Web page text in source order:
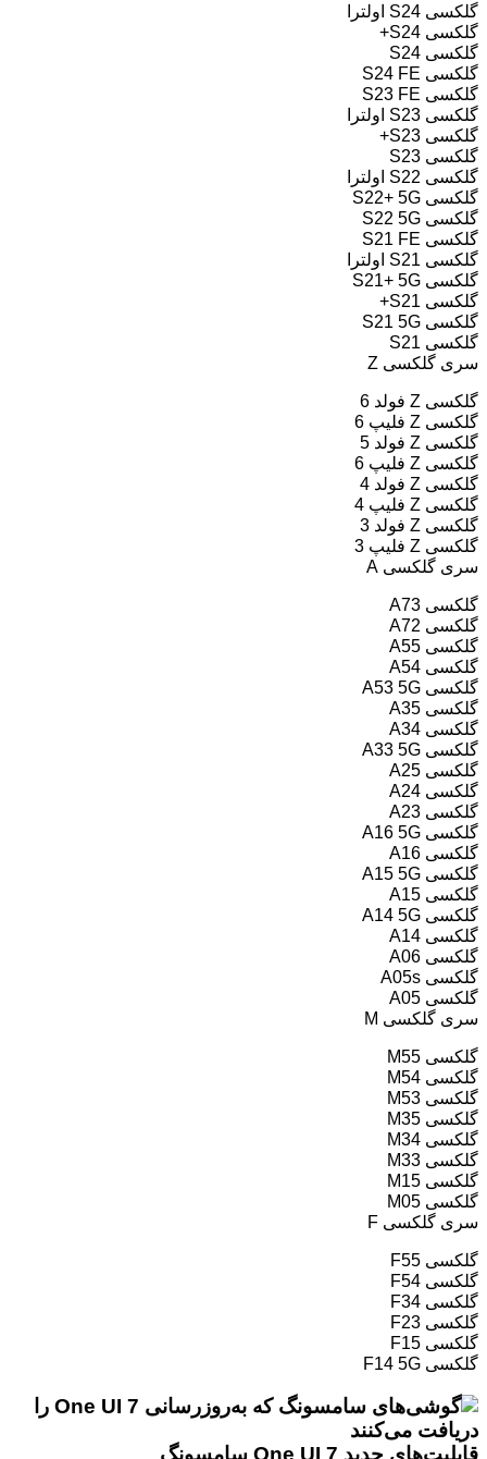
گلکسی S24 اولترا
گلکسی S24+
گلکسی S24
گلکسی S24 FE
گلکسی S23 FE
گلکسی S23 اولترا
گلکسی S23+
گلکسی S23
گلکسی S22 اولترا
گلکسی S22+ 5G
گلکسی S22 5G
گلکسی S21 FE
گلکسی S21 اولترا
گلکسی S21+ 5G
گلکسی S21+
گلکسی S21 5G
گلکسی S21
سری گلکسی Z
گلکسی Z فولد 6
گلکسی Z فلیپ 6
گلکسی Z فولد 5
گلکسی Z فلیپ 6
گلکسی Z فولد 4
گلکسی Z فلیپ 4
گلکسی Z فولد 3
گلکسی Z فلیپ 3
سری گلکسی A
گلکسی A73
گلکسی A72
گلکسی A55
گلکسی A54
گلکسی A53 5G
گلکسی A35
گلکسی A34
گلکسی A33 5G
گلکسی A25
گلکسی A24
گلکسی A23
گلکسی A16 5G
گلکسی A16
گلکسی A15 5G
گلکسی A15
گلکسی A14 5G
گلکسی A14
گلکسی A06
گلکسی A05s
گلکسی A05
سری گلکسی M
گلکسی M55
گلکسی M54
گلکسی M53
گلکسی M35
گلکسی M34
گلکسی M33
گلکسی M15
گلکسی M05
سری گلکسی F
گلکسی F55
گلکسی F54
گلکسی F34
گلکسی F23
گلکسی F15
گلکسی F14 5G
قابلیت‌های جدید One UI 7 سامسونگ